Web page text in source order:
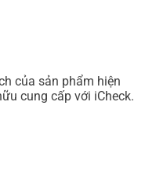
của sản phẩm hiện
cung cấp với iCheck.